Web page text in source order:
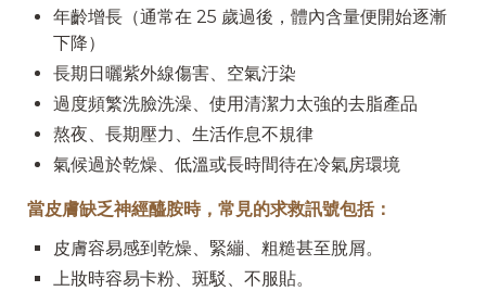
年齡增長（通常在 25 歲過後，體內含量便開始逐漸
下降）
長期日曬紫外線傷害、空氣汙染
過度頻繁洗臉洗澡、使用清潔力太強的去脂產品
熬夜、長期壓力、生活作息不規律
氣候過於乾燥、低溫或長時間待在冷氣房環境
當皮膚缺乏神經醯胺時，常見的求救訊號包括：
皮膚容易感到乾燥、緊繃、粗糙甚至脫屑。
上妝時容易卡粉、斑駁、不服貼。